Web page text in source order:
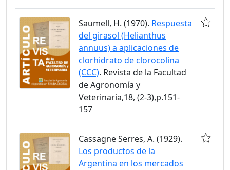
Saumell, H. (1970). Respuesta
del girasol (Helianthus
annuus) a aplicaciones de
clorhidrato de clorocolina
(CCC). Revista de la Facultad
de Agronomía y
Veterinaria,18, (2-3),p.151-
157
Cassagne Serres, A. (1929).
Los productos de la
Argentina en los mercados